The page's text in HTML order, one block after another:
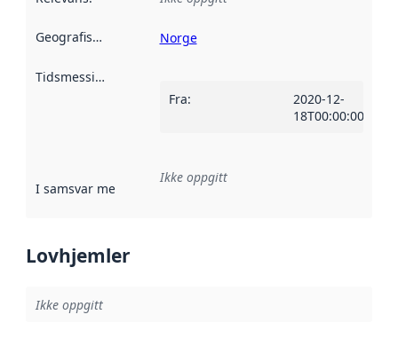
Geografisk avgrensning :
Norge
Tidsmessig avgrensning
Fra:
2020-12-
18T00:00:00Z
I samsvar med Referanse til en implementasjonsregel
Ikke oppgitt
Lovhjemler
Ikke oppgitt